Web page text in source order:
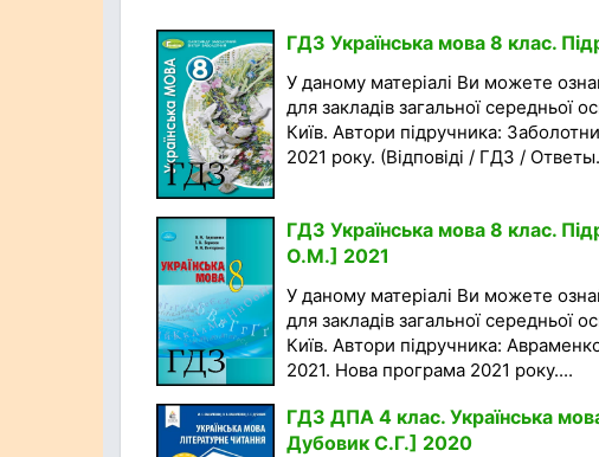
ГДЗ Українська мова 8 клас.
У даному матеріалі Ви можете
для закладів загальної середньої
Київ. Автори підручника:
2021 року. (Відповіді / ГДЗ /
ГДЗ Українська мова 8 клас.
О.М.] 2021
У даному матеріалі Ви можете
для закладів загальної середньої
Київ. Автори підручника:
2021. Нова програма 2021 року....
ГДЗ ДПА 4 клас. Українська
Дубовик С.Г.] 2020